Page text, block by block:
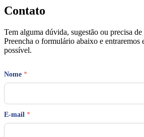
Contato
Tem alguma dúvida, sugestão ou precisa
Preencha o formulário abaixo e entraremos
possível.
Nome *
E-mail *